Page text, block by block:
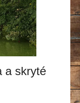
a skryté